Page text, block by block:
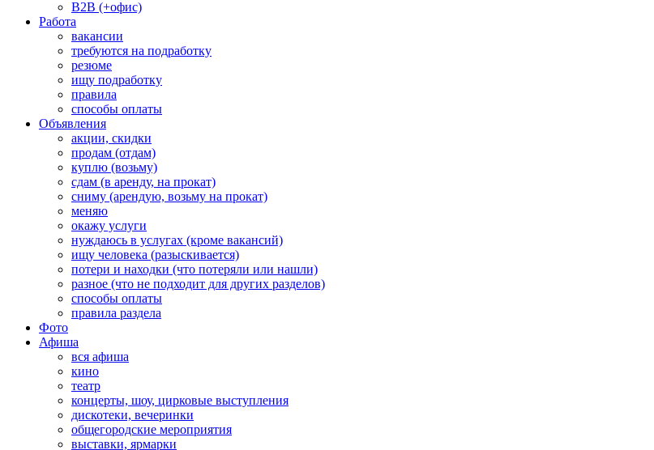
B2B (+офис)
Работа
вакансии
требуются на подработку
резюме
ищу подработку
правила
способы оплаты
Объявления
акции, скидки
продам (отдам)
куплю (возьму)
сдам (в аренду, на прокат)
сниму (арендую, возьму на прокат)
меняю
окажу услуги
нуждаюсь в услугах (кроме вакансий)
ищу человека (разыскивается)
потери и находки (что потеряли или нашли)
разное (что не подходит для других разделов)
способы оплаты
правила раздела
Фото
Афиша
вся афиша
кино
театр
концерты, шоу, цирковые выступления
дискотеки, вечеринки
общегородские мероприятия
выставки, ярмарки